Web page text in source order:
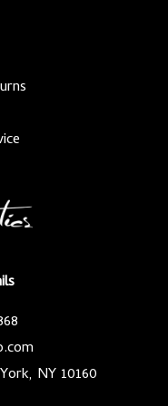
NY 10160